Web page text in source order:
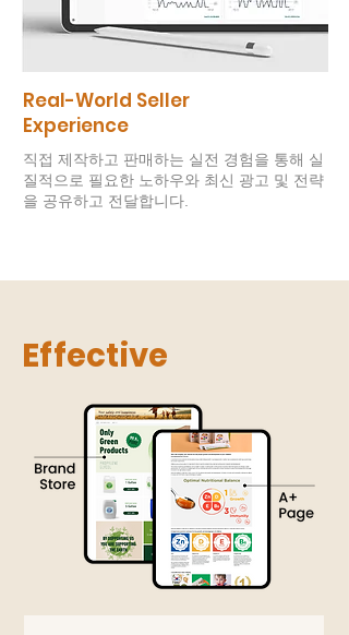
Real-World Seller
Experience
직접 제작하고 판매하는 실전 경험을 통해 실
질적으로 필요한 노하우와 최신 광고 및 전략
을 공유하고 전달합니다.
Effective